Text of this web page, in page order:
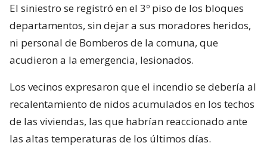
El siniestro se registró en el 3º piso de los bloques
departamentos, sin dejar a sus moradores heridos,
ni personal de Bomberos de la comuna, que
acudieron a la emergencia, lesionados.
Los vecinos expresaron que el incendio se debería al
recalentamiento de nidos acumulados en los techos
de las viviendas, las que habrían reaccionado ante
las altas temperaturas de los últimos días.